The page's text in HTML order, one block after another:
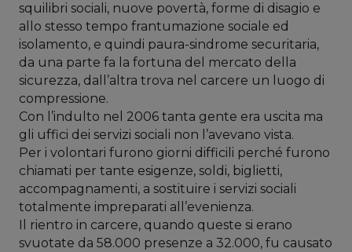
squilibri sociali, nuove povertà, forme di disagio e
allo stesso tempo frantumazione sociale ed
isolamento, e quindi paura-sindrome securitaria,
da una parte fa la fortuna del mercato della
sicurezza, dall’altra trova nel carcere un luogo di
compressione.
Con l’indulto nel 2006 tanta gente era uscita ma
gli uffici dei servizi sociali non l’avevano vista.
Per i volontari furono giorni difficili perché furono
chiamati per tante esigenze, soldi, biglietti,
accompagnamenti, a sostituire i servizi sociali
totalmente impreparati all’evenienza.
Il rientro in carcere, quando queste si erano
svuotate da 58.000 presenze a 32.000, fu causato